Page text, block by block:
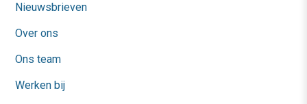
Nieuwsbrieven
Over ons
Ons team
Werken bij